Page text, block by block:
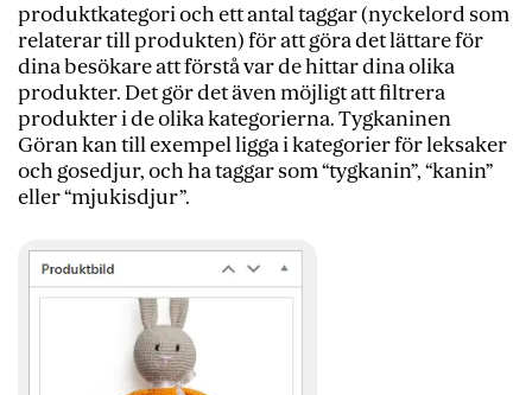
produktkategori och ett antal taggar (nyckelord som
relaterar till produkten) för att göra det lättare för
dina besökare att förstå var de hittar dina olika
produkter. Det gör det även möjligt att filtrera
produkter i de olika kategorierna.Tygkaninen
Göran kan till exempel ligga i kategorier för leksaker
och gosedjur, och ha taggar som “tygkanin”, “kanin”
eller “mjukisdjur”.